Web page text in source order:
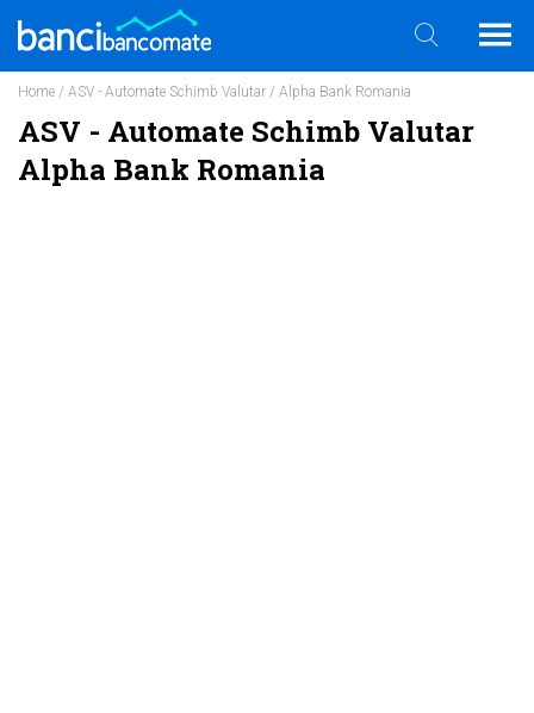
Home / ASV - Automate Schimb Valutar / Alpha Bank Romania
ASV - Automate Schimb Valutar
Alpha Bank Romania